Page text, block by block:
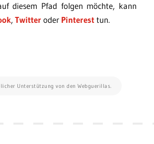
diesem Pfad folgen möchte, kann
, Twitteroder Pinteresttun.
Unterstützung von den Webguerillas.